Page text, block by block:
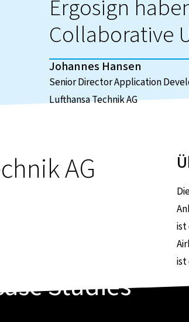
Ergosign
Collaborative
Johannes Hansen
Senior Director Application
Lufthansa Technik AG
AG
ist
ist
Studies